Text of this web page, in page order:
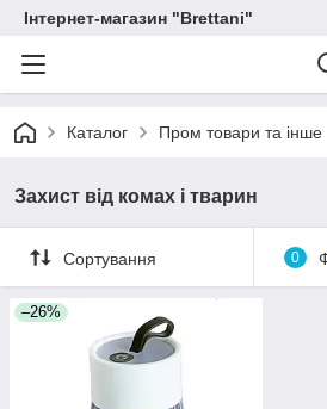
Інтернет-магазин "Brettani"
Каталог Пром товари та інше
Захист від комах і тварин
Сортування 0
–26%